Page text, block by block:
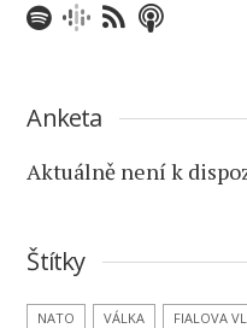
Anketa
Aktuálně není k
Štítky
NATO VÁLKA FIALOVA